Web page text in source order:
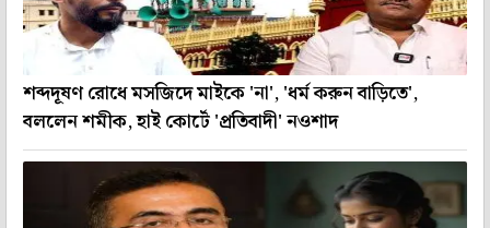
শব্দদূষণ রোধে মসজিদে মাইকে 'না', 'ধর্ম করুন বাড়িতে',
বললেন শমীক, হাই কোর্টে 'প্রতিবাদী' নওশাদ